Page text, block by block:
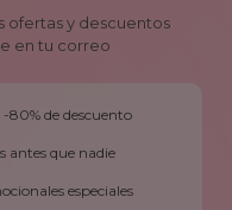
ofertas y descuentos
en tu correo
80% de descuento
antes que nadie
especiales